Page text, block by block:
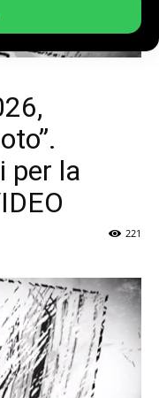
per la
221